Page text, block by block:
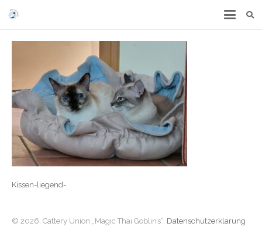
Kissen-liegend-
© 2026. Cattery Union „Magic Thai Goblin’s“, Datenschutzerklärung